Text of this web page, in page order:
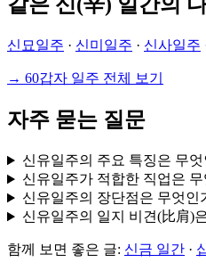
신묘일주 · 신미일주 · 신사일주
→ 60갑자 일주 전체 보기
자주 묻는 질문
신유일주의 주요 특징은 무엇
신유일주가 적합한 직업은
신유일주의 장단점은 무엇인
신유일주의 일지 비견(比肩)
함께 보면 좋은 글: 신금 일간 ·